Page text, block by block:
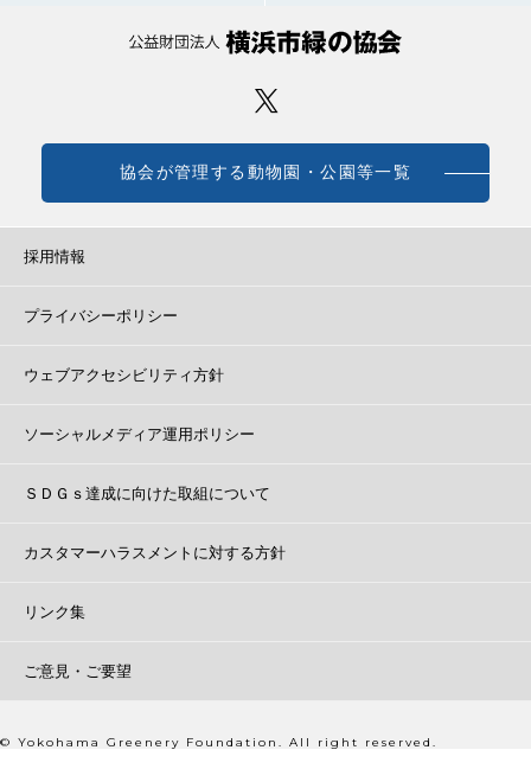
協会が管理する動物園・公園等一覧
採用情報
プライバシーポリシー
ウェブアクセシビリティ方針
ソーシャルメディア運用ポリシー
ＳＤＧｓ達成に向けた取組について
カスタマーハラスメントに対する方針
リンク集
ご意見・ご要望
© Yokohama Greenery Foundation. All right reserved.